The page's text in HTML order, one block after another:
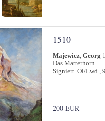
1510
Majewicz, Georg
Das Matterhorn.
Signiert. Öl/Lwd.,
200 EUR